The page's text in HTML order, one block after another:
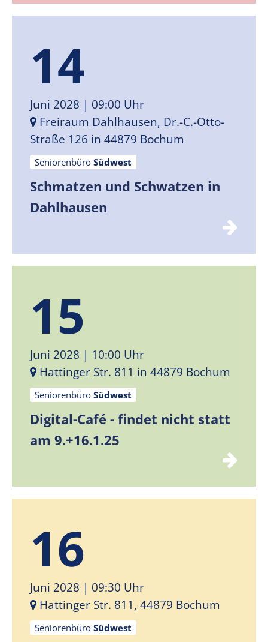
14
Juni 2028 | 09:00 Uhr
Freiraum Dahlhausen, Dr.-C.-Otto-
Straße 126 in 44879 Bochum
Seniorenbüro Südwest
Schmatzen und Schwatzen in
Dahlhausen
15
Juni 2028 | 10:00 Uhr
Hattinger Str. 811 in 44879 Bochum
Seniorenbüro Südwest
Digital-Café - findet nicht statt
am 9.+16.1.25
16
Juni 2028 | 09:30 Uhr
Hattinger Str. 811, 44879 Bochum
Seniorenbüro Südwest